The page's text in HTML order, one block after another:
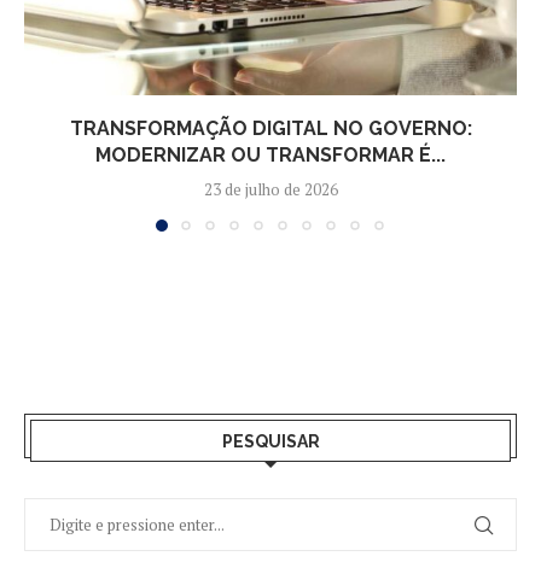
TRANSFORMAÇÃO DIGITAL NO GOVERNO:
MODERNIZAR OU TRANSFORMAR É...
23 de julho de 2026
PESQUISAR